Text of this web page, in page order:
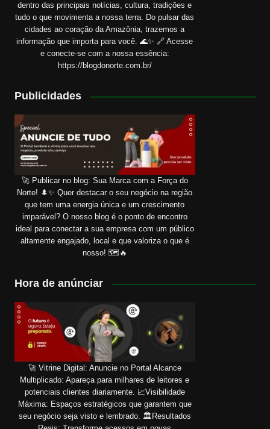
dentro das principais notícias, cultura, tradições e
tudo o que movimenta a nossa terra. Do pulsar das
cidades ao coração da Amazônia, trazemos a
informação que importa para você. 🌊✨ 🔗 Acesse
e conecte-se com a nossa essência:
https://blogdonorte.com.br/
Publicidades
🚀 Publicar no blog: Sua Marca com a Força do
Norte! 🌲✨ Quer destacar o seu negócio na região
que tem uma energia única e um crescimento
imparável? O nosso blog é o ponto de encontro
ideal para conectar a sua empresa com um público
altamente engajado, local e que valoriza o que é
nosso! 🗺️🔥
Hora de anúnciar
🚀 Vitrine Digital: Anuncie no Portal Alcance
Multiplicado: Apareça para milhares de leitores e
potenciais clientes diariamente. 📈Visibilidade
Máxima: Espaços estratégicos que garantem que
seu negócio seja visto e lembrado. 🏛️Resultados